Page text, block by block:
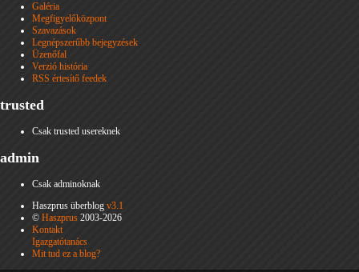
Galéria
Megfigyelőközpont
Szavazások
Legnépszerűbb bejegyzések
Üzenőfal
Verzió história
RSS értesítő feedek
trusted
Csak trusted usereknek
admin
Csak adminoknak
Haszprus überblog v3.1
© Haszprus 2003-2026
Kontakt
Igazgatótanács
Mit tud ez a blog?